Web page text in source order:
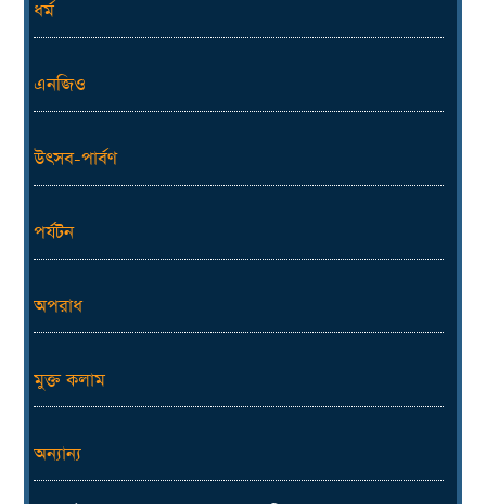
ধর্ম
এনজিও
উৎসব-পার্বণ
পর্যটন
অপরাধ
মুক্ত কলাম
অন্যান্য